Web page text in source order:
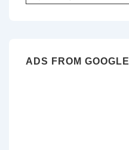
за:
ADS FROM GOOGLE